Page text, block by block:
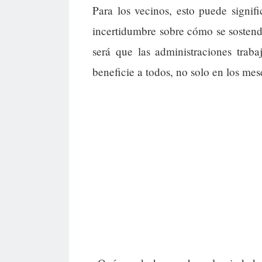
Para los vecinos, esto puede
incertidumbre sobre cómo se
será que las administraciones
beneficie a todos, no solo en los